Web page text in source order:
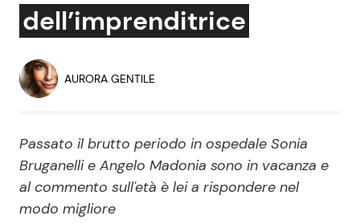
Economia
Persone Scomparse
Fiction e Serie TV
Soap Opera
ShowBiz
dell’imprenditrice
AURORA GENTILE
Passato il brutto periodo in ospedale Sonia
Bruganelli e Angelo Madonia sono in vacanza e
al commento sull'età è lei a rispondere nel
modo migliore